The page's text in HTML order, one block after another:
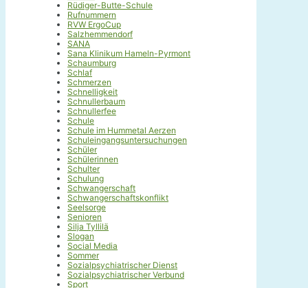
Rüdiger-Butte-Schule
Rufnummern
RVW ErgoCup
Salzhemmendorf
SANA
Sana Klinikum Hameln-Pyrmont
Schaumburg
Schlaf
Schmerzen
Schnelligkeit
Schnullerbaum
Schnullerfee
Schule
Schule im Hummetal Aerzen
Schuleingangsuntersuchungen
Schüler
Schülerinnen
Schulter
Schulung
Schwangerschaft
Schwangerschaftskonflikt
Seelsorge
Senioren
Silja Tyllilä
Slogan
Social Media
Sommer
Sozialpsychiatrischer Dienst
Sozialpsychiatrischer Verbund
Sport